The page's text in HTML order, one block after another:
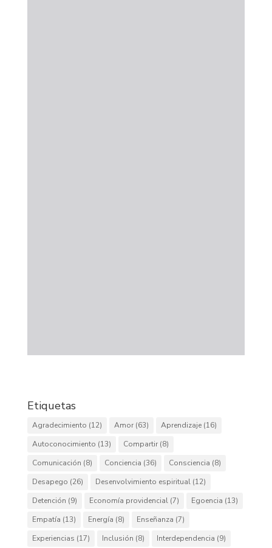
Etiquetas
Agradecimiento (12) Amor(63) Aprendizaje(16)
Autoconocimiento (13) Compartir(8)
Comunicación (8) Conciencia (36) Consciencia (8)
Desapego (26) Desenvolvimiento espiritual(12)
Detención (9) Economía providencial(7) Egoencia (13)
Empatía (13) Energía (8) Enseñanza (7)
Experiencias (17) Inclusión (8) Interdependencia (9)